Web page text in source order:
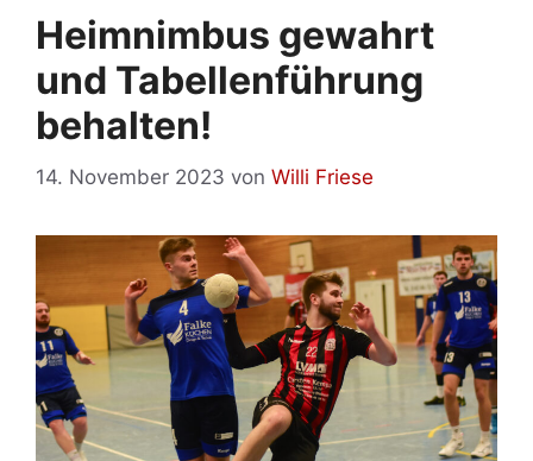
Heimnimbus gewahrt
und Tabellenführung
behalten!
14. November 2023 von Willi Friese